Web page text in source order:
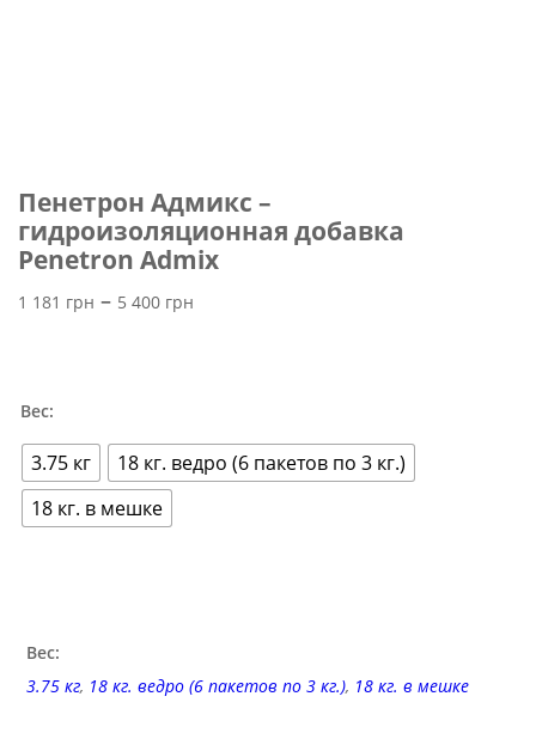
Пенетрон Адмикс –
гидроизоляционная добавка
Penetron Admix
1 181 грн – 5 400 грн
Вес:
3.75 кг
18 кг. ведро (6 пакетов по 3 кг.)
18 кг. в мешке
Вес:
3.75 кг, 18 кг. ведро (6 пакетов по 3 кг.), 18 кг. в мешке